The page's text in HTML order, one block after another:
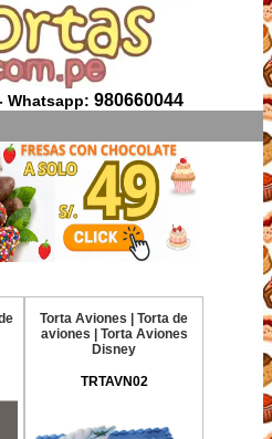
Whatsapp: 980660044
Torta Aviones | Torta de
aviones | Torta Aviones
Disney
TRTAVN02